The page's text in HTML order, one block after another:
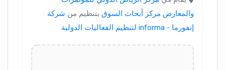
والمعارض مركز أبحاث السوق بتنظيم من شركة
إنفورما - informa لتنظيم الفعاليات الدولية